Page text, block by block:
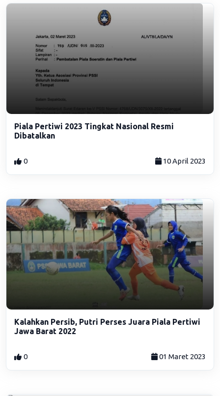
Piala Pertiwi 2023 Tingkat Nasional Resmi
Dibatalkan
0 10 April 2023
Kalahkan Persib, Putri Perses Juara Piala Pertiwi
Jawa Barat 2022
0 01 Maret 2023